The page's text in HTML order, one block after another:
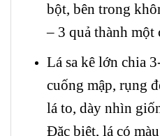
bột, bên trong
– 3 quả thành một
Lá sa kê lớn chia
cuống mập, rụng
lá to, dày nhìn
Đặc biệt, lá có